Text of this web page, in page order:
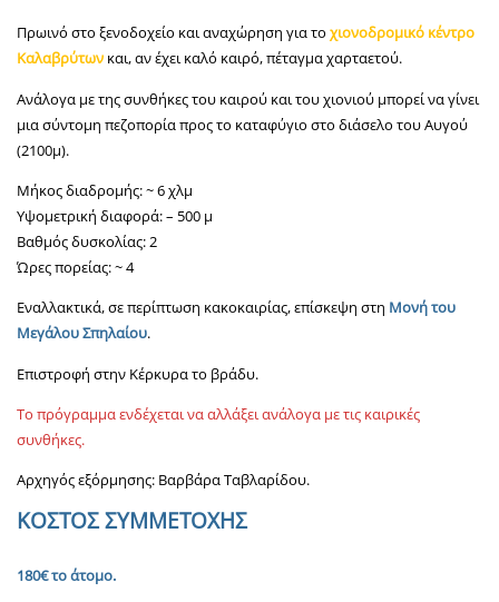
Πρωινό στο ξενοδοχείο και αναχώρηση για το χιονοδρομικό κέντρο
Καλαβρύτων και, αν έχει καλό καιρό, πέταγμα χαρταετού.
Ανάλογα με της συνθήκες του καιρού και του χιονιού μπορεί να γίνει
μια σύντομη πεζοπορία προς το καταφύγιο στο διάσελο του Αυγού
(2100μ).
Μήκος διαδρομής: ~ 6 χλμ
Υψομετρική διαφορά: – 500 μ
Βαθμός δυσκολίας: 2
Ώρες πορείας: ~ 4
Εναλλακτικά, σε περίπτωση κακοκαιρίας, επίσκεψη στη Μονή του
Μεγάλου Σπηλαίου.
Επιστροφή στην Κέρκυρα το βράδυ.
Το πρόγραμμα ενδέχεται να αλλάξει ανάλογα με τις καιρικές
συνθήκες.
Αρχηγός εξόρμησης: Βαρβάρα Ταβλαρίδου.
ΚΟΣΤΟΣ ΣΥΜΜΕΤΟΧΗΣ
180€ το άτομο.